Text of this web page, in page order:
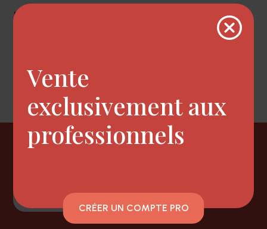
Description
SPECIALE BOUCLE
Newsletter
Vente
exclusivement aux
professionnels
CRÉER UN COMPTE PRO